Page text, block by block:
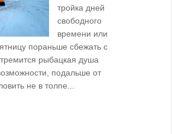
тройка дней
свободного
времени или
пораньше сбежать с
рыбацкая душа
подальше от
не в толпе...